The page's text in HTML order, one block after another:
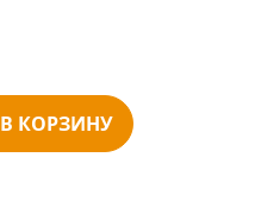
КОРЗИНУ